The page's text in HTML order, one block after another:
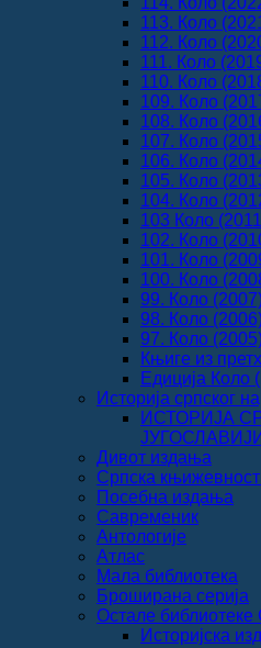
113. Коло
112. Коло
111. Коло
110. Коло
109. Коло
108. Коло
107. Коло
106. Коло
105. Коло
104. Коло
103 Коло
102. Коло
101. Коло
100. Коло
99. Коло
98. Коло
97. Коло
Књиге из
Едиција Коло
Историја српског
ИСТОРИЈА
ЈУГОСЛАВИЈИ
Дивот издања
Српска
Посебна издања
Савременик
Антологије
Атлас
Мала библиотека
Броширана серија
Остале библиотеке
Историјска